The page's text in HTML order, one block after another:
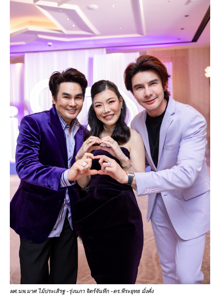
ผศ.นพ.มาศ ไม้ประเสิรฐ -รุ่งนภา จิตร์จันทึก -ดร.พีระยุทธ มั่งคั่ง